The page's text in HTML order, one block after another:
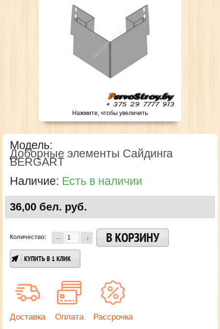
Нажмите, чтобы увеличить
Модель:
Доборные элементы Сайдинга
BERGART
Наличие: Есть в наличии
36,00 бел. руб.
Количество:
КУПИТЬ В 1 КЛИК
Доставка Оплата Рассрочка